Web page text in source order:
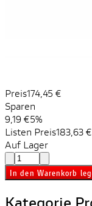
Preis174,45 €
Sparen
9,19 €5%
Listen Preis183,63 €
Auf Lager
In den Warenkorb